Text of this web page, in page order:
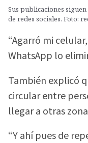
Sus publicaciones
de redes sociales. Foto:
“Agarró mi
WhatsApp lo
También explicó
circular entre
llegar a otras
“Y ahí pues de